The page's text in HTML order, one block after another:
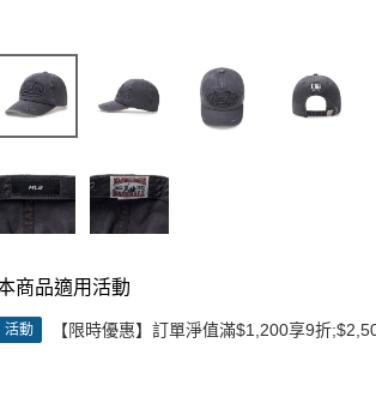
商品適用活動
活動 【限時優惠】訂單淨值滿$1,200享9折